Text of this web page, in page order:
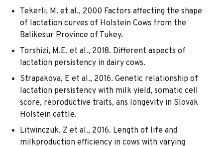
Tekerli, M. et al., 2000 Factors affecting the shape
of lactation curves of Holstein Cows from the
Balikesur Province of Tukey.
Torshizi, M.E. et al., 2018. Different aspects of
lactation persistency in dairy cows.
Strapakova, E et al., 2016. Genetic relationship of
lactation persistency with milk yield, somatic cell
score, reproductive traits, ans longevity in Slovak
Holstein cattle.
Litwinczuk, Z et al., 2016. Length of life and
milkproduction efficiency in cows with varying